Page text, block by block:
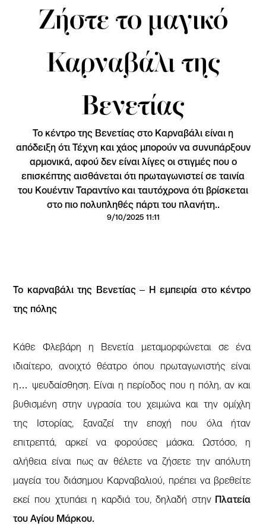
Ζήστε το μαγικό
Καρναβάλι της
Βενετίας
Το κέντρο της Βενετίας στο Καρναβάλι είναι η
απόδειξη ότι Τέχνη και χάος μπορούν να συνυπάρξουν
αρμονικά, αφού δεν είναι λίγες οι στιγμές που ο
επισκέπτης αισθάνεται ότι πρωταγωνιστεί σε ταινία
του Κουέντιν Ταραντίνο και ταυτόχρονα ότι βρίσκεται
στο πιο πολυπληθές πάρτι του πλανήτη..
9/10/2025 11:11
Το καρναβάλι της Βενετίας – Η εμπειρία στο κέντρο
της πόλης
Κάθε Φλεβάρη η Βενετία μεταμορφώνεται σε ένα
ιδιαίτερο, ανοιχτό θέατρο όπου πρωταγωνιστής είναι
η… ψευδαίσθηση. Είναι η περίοδος που η πόλη, αν και
βυθισμένη στην υγρασία του χειμώνα και την ομίχλη
της Ιστορίας, ξαναζεί την εποχή που όλα ήταν
επιτρεπτά, αρκεί να φορούσες μάσκα. Ωστόσο, η
αλήθεια είναι πως αν θέλετε να ζήσετε την απόλυτη
μαγεία του διάσημου Καρναβαλιού, πρέπει να βρεθείτε
εκεί που χτυπάει η καρδιά του, δηλαδή στηνΠλατεία
του Αγίου Μάρκου.